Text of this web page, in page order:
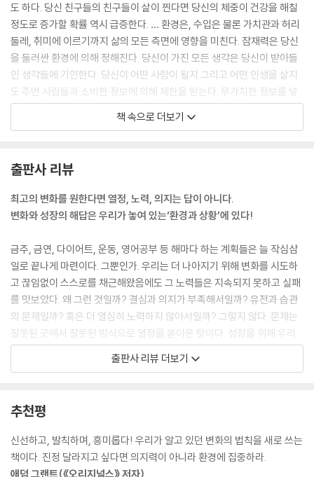
에필로그_ 늘 가던 길을 걸으면 인생은 달라지지 않는다
도 하다. 당신 친구들의 친구들이 살이 찐다면 당신의 체중이 건강을 해칠
정도로 증가할 확률 역시 급증한다. … 환경은, 수입은 물론 가치관과 허리
둘레, 취미에 이르기까지 삶의 모든 측면에 영향을 미친다. 잠재력은 당신
을 둘러싼 환경에 의해 정해진다. 당신이 가진 모든 생각은 당신이 받아들
인 생각들에 기인한다. 당신이 어떤 사람이 될지 그리고 어떤 인생을 살지
도 주변 사람들과 소비한 정보에 의해 제한을 받는다. 무가치한 정보를 넣
으면 무가치한 결과가 나온다.
_[1. 모든 영웅은 상황의 산물이다]
경으로의 도약은 의지보다는 본능에 가까운, 마치 생존 기제와 같은 작용
이다. 당신은 새로운 역할과 새로운 환경에 즉시 적응할 수 있다. 그러므로
어떤 사람이 되기 위해 미리 모든 자격을 갖추려고 노력하지 않아도 된다.
_[2. 환경이 어떻게 당신을 만들고 있는가]
내 경우는 자동차 안이 나만의 공간, 일상의 성지다. 집에서 멀리 떨어진 곳
에 주차했을 때만 그렇다. 그래서 나는 매일 아침 집에서 차를 몰고 나가 다
른 동네에 주차시키거나 조금 일찍 운동하러 가서 체육관 앞에 차를 세운
다. 그런 다음 20~30분 정도 좋은 책을 읽고, 일기를 쓰고, 기도를 하고,
명상을 한다. 이 시간은 어김없이 내게 영감을 주고, 내가 원하는 삶의 방향
으로 나를 움직이게 한다. 또한 한 달에 두세 번쯤은 몇 시간 동안 운전해서
것과 같은 작은 변화로도 충동을 억제할 수 있다. … 중독도 다른 행동처럼
환경의 영향을 받는다. 특정 상황에서는 중독이 기본 선택지지만 다른 상
책 속으로 더보기
출판사 리뷰
최고의 변화를 원한다면 열정, 노력, 의지는 답이 아니다.
변화와 성장의 해답은 우리가 놓여 있는‘환경과 상황’에 있다!
금주, 금연, 다이어트, 운동, 영어공부 등 해마다 하는 계획들은 늘 작심삼
일로 끝나게 마련이다. 그뿐인가. 우리는 더 나아지기 위해 변화를 시도하
고 끊임없이 스스로를 채근해왔음에도 그 노력들은 지속되지 못하고 실패
를 맛보았다. 왜 그런 것일까? 결심과 의지가 부족해서일까? 유전과 습관
의 문제일까? 혹은 더 열심히 노력하지 않아서일까? 그렇지 않다. 문제는
잘못된 곳에서 잘못된 방식으로 열정을 쏟아온 탓이다. 성장을 위해 우리
에게 필요한 것은 의지, 노력, 열정이 아니라 ‘환경의 변화’다.
기존의 자기계발서들은 변화와 성공을 위해 ‘개인의 의지력과 태도 변
놓는다. 이 책의 저자는 “삶의 환경과 조건을 바꾸면 애써 노력하지 않고도
쉽게 달라질 수 있다.”고 말하며 그 핵심 비밀을 책에서 밝힌다.
제아무리 의지력과 인내심이 강한 사람이라도 결국 시간이 가면 환경의 영
향에 휩쓸릴 수밖에 없다. 핵심은 자신에게 도움이 되는 쪽으로 환경을 바
출판사 리뷰 더보기
추천평
신선하고, 발칙하며, 흥미롭다! 우리가 알고 있던 변화의 법칙을 새로 쓰는
책이다. 진정 달라지고 싶다면 의지력이 아니라 환경에 집중하라.
애덤 그랜트(《오리지널스》 저자)